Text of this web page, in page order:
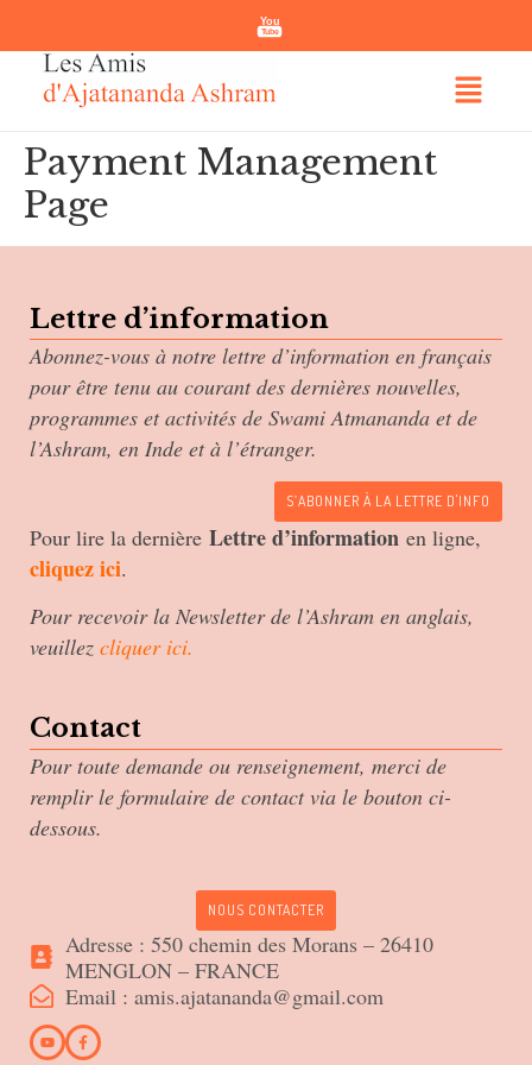
You
Tube
Payment Management
Page
Lettre d’information
Abonnez-vous à notre lettre d’information en français
pour être tenu au courant des dernières nouvelles,
programmes et activités de Swami Atmananda et de
l’Ashram, en Inde et à l’étranger.
S’ABONNER À LA LETTRE D'INFO
Pour lire la dernière Lettre d’information en ligne,
cliquez ici.
Pour recevoir la Newsletter de l’Ashram en anglais,
veuillez cliquer ici.
Contact
Pour toute demande ou renseignement, merci de
remplir le formulaire de contact via le bouton ci-
dessous.
NOUS CONTACTER
Adresse : 550 chemin des Morans – 26410
MENGLON – FRANCE
Email : amis.ajatananda@gmail.com